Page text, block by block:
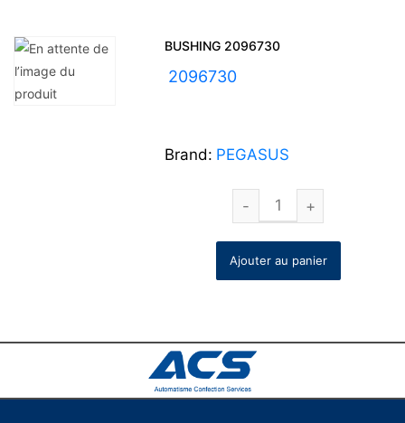
BUSHING 2096730
2096730
Brand: PEGASUS
Ajouter au panier